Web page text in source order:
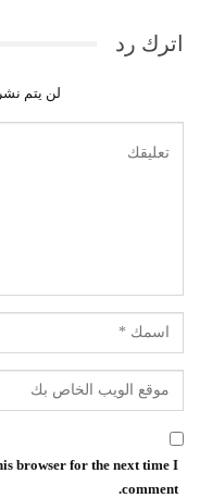
اترك رد
لن يتم
browser for the next time I
comment.